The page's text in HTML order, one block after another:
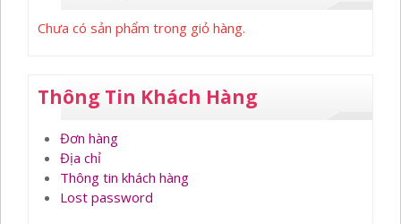
Chưa có sản phẩm trong giỏ hàng.
Thông Tin Khách Hàng
Đơn hàng
Địa chỉ
Thông tin khách hàng
Lost password